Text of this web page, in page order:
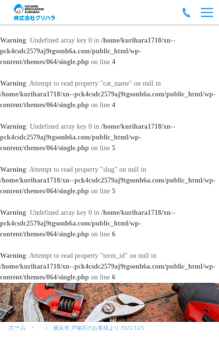
Warning: Undefined array key 0 in /home/kurihara1718/xn--
pck4csdc2579aj9tgsonh6a.com/public_html/wp-
content/themes/064/single.php on line 4
Warning: Attempt to read property "cat_name" on null in
/home/kurihara1718/xn--pck4csdc2579aj9tgsonh6a.com/public_html/wp-
content/themes/064/single.php on line 4
Warning: Undefined array key 0 in /home/kurihara1718/xn--
pck4csdc2579aj9tgsonh6a.com/public_html/wp-
content/themes/064/single.php on line 5
Warning: Attempt to read property "slug" on null in
/home/kurihara1718/xn--pck4csdc2579aj9tgsonh6a.com/public_html/wp-
content/themes/064/single.php on line 5
Warning: Undefined array key 0 in /home/kurihara1718/xn--
pck4csdc2579aj9tgsonh6a.com/public_html/wp-
content/themes/064/single.php on line 6
Warning: Attempt to read property "term_id" on null in
/home/kurihara1718/xn--pck4csdc2579aj9tgsonh6a.com/public_html/wp-
content/themes/064/single.php on line 6
ホーム 横浜市 戸塚区のお客様より 2021/12/5